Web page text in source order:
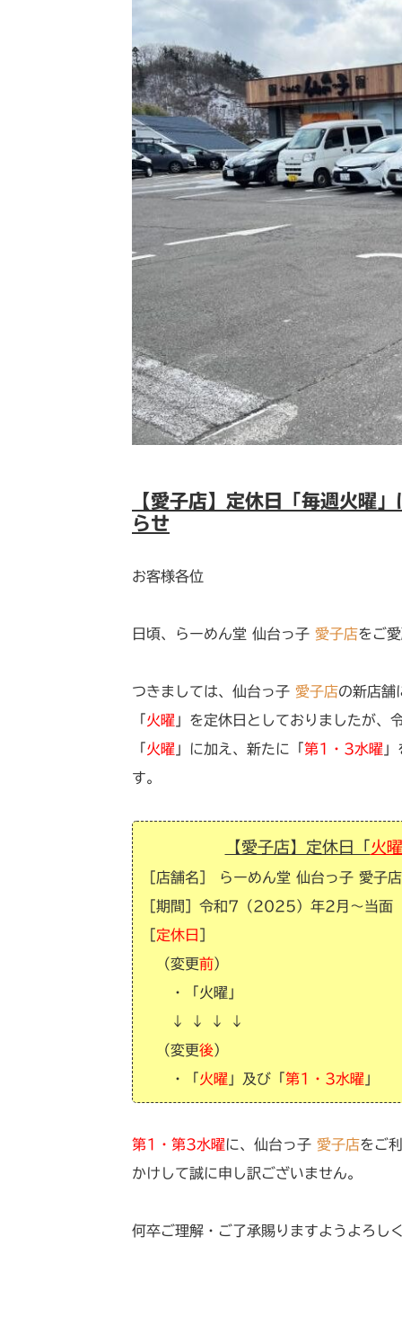
【愛子店】定休日「毎週火曜
らせ
お客様各位
日頃、らーめん堂 仙台っ子 愛子店をご
つきましては、仙台っ子 愛子店の新店舗
火曜 」を定休日としておりましたが
火曜 」に加え、新たに「 第1・3水曜
す。
【愛子店】定休日「 火曜
［店舗名］ らーめん堂 仙台っ子 愛子店
［期間］令和7（2025）年2月〜当面
定休日
（変更前）
・「火曜」
↓ ↓ ↓ ↓
（変更後）
・「 火曜 」及び「 第1・3水曜 」
第1・第3水曜に、仙台っ子 愛子店をご
かけして誠に申し訳ございません。
何卒ご理解・ご了承賜りますようよろし